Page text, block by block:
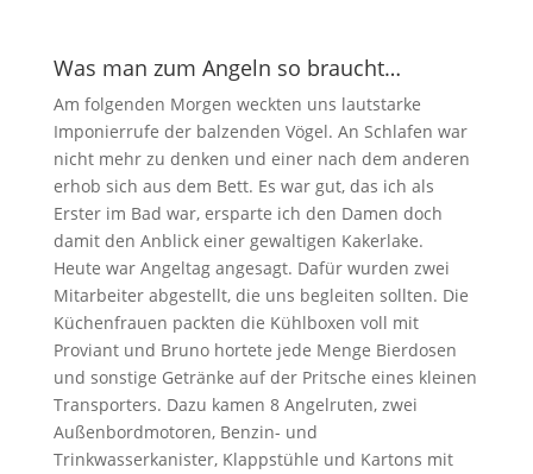
Was man zum Angeln so braucht…
Am folgenden Morgen weckten uns lautstarke
Imponierrufe der balzenden Vögel. An Schlafen war
nicht mehr zu denken und einer nach dem anderen
erhob sich aus dem Bett. Es war gut, das ich als
Erster im Bad war, ersparte ich den Damen doch
damit den Anblick einer gewaltigen Kakerlake.
Heute war Angeltag angesagt. Dafür wurden zwei
Mitarbeiter abgestellt, die uns begleiten sollten. Die
Küchenfrauen packten die Kühlboxen voll mit
Proviant und Bruno hortete jede Menge Bierdosen
und sonstige Getränke auf der Pritsche eines kleinen
Transporters. Dazu kamen 8 Angelruten, zwei
Außenbordmotoren, Benzin- und
Trinkwasserkanister, Klappstühle und Kartons mit